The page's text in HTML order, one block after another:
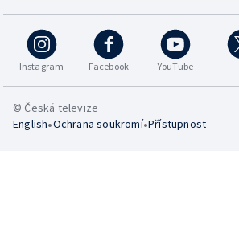
Instagram Facebook YouTube
© Česká televize
English•Ochrana soukromí•Přístupnost